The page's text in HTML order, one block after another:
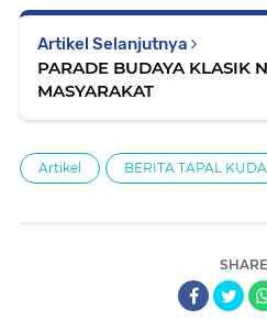
Artikel Selanjutnya
PARADE BUDAYA KLASIK
MASYARAKAT
Artikel BERITA TAPAL KUDA
SHARE